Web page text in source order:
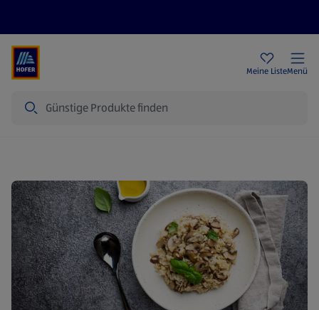
Meine ListeMenü